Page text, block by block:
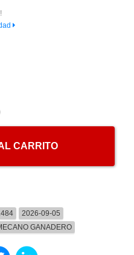
CARRITO
2026-09-05
GANADERO